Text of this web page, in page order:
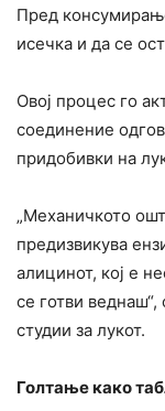
Пред
исечка и да се
Овој процес го
соединение
придобивки на
„Механичкото
предизвикува
алицинот, кој е
се готви
студии за лукот.
Голтање како